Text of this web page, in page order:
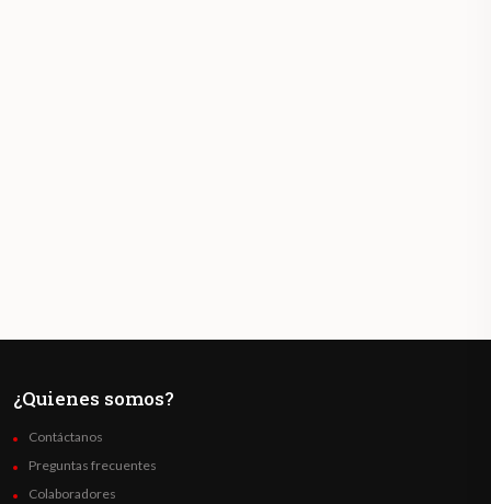
¿Quienes somos?
Contáctanos
Preguntas frecuentes
Colaboradores